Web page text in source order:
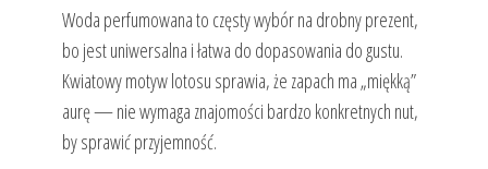
Woda perfumowana to częsty wybór na drobny prezent,
bo jest uniwersalna i łatwa do dopasowania do gustu.
Kwiatowy motyw lotosu sprawia, że zapach ma „miękką”
aurę — nie wymaga znajomości bardzo konkretnych nut,
by sprawić przyjemność.